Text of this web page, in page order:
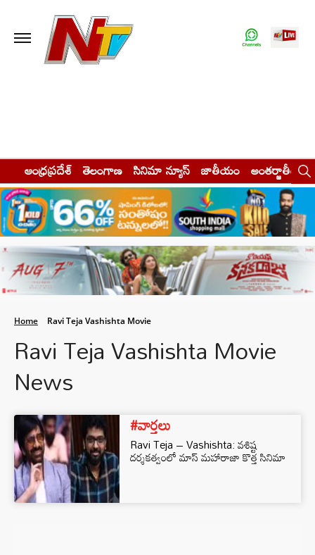
ఆంధ్రప్రదేశ్ తెలంగాణ సినిమా న్యూస్ జాతీయం అంతర్జాతీయం
Home Ravi Teja Vashishta Movie
Ravi Teja Vashishta Movie
News
#వార్తలు
Ravi Teja – Vashishta: వశిష్ట
దర్శకత్వంలో మాస్ మహారాజా కొత్త సినిమా